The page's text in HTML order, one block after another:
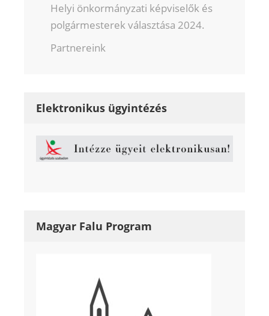
Helyi önkormányzati képviselők és
polgármesterek választása 2024.
Partnereink
Elektronikus ügyintézés
Magyar Falu Program